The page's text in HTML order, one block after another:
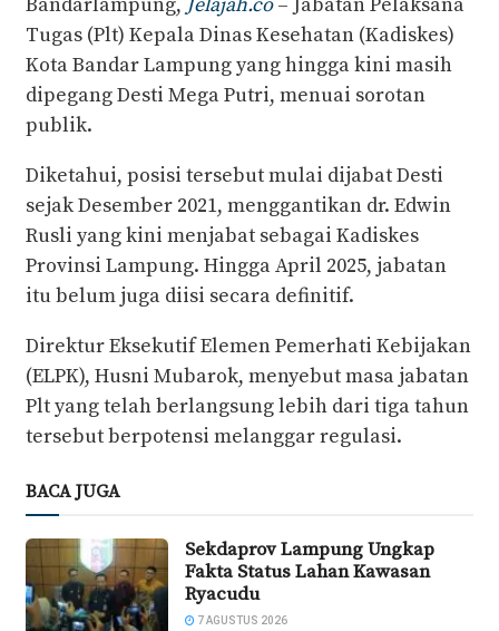
Tugas (Plt) Kepala Dinas Kesehatan (Kadiskes)
Kota Bandar Lampung yang hingga kini masih
dipegang Desti Mega Putri, menuai sorotan
publik.
Diketahui, posisi tersebut mulai dijabat Desti
sejak Desember 2021, menggantikan dr. Edwin
Rusli yang kini menjabat sebagai Kadiskes
Provinsi Lampung. Hingga April 2025, jabatan
itu belum juga diisi secara definitif.
Direktur Eksekutif Elemen Pemerhati Kebijakan
(ELPK), Husni Mubarok, menyebut masa jabatan
Plt yang telah berlangsung lebih dari tiga tahun
tersebut berpotensi melanggar regulasi.
BACA JUGA
Sekdaprov Lampung Ungkap
Fakta Status Lahan Kawasan
Ryacudu
7 AGUSTUS 2026